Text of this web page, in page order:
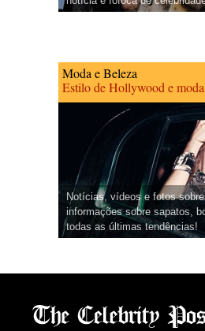
Moda e Beleza
Estilo de Hollywood e
Notícias, vídeos e fotos
informações sobre sapatos,
todas as últimas tendências!